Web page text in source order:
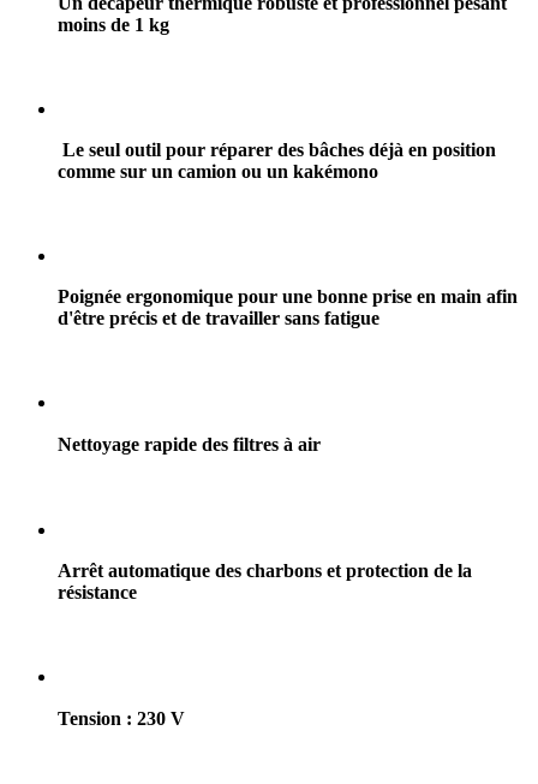
moins de 1 kg
Le seul outil pour réparer des bâches déjà en position
comme sur un camion ou un kakémono
Poignée ergonomique pour une bonne prise en main afin
d'être précis et de travailler sans fatigue
Nettoyage rapide des filtres à air
Arrêt automatique des charbons et protection de la
résistance
Tension : 230 V